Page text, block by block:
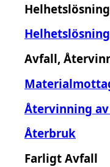
Avfall,
Återvinning
Återbruk
Farligt Avfall